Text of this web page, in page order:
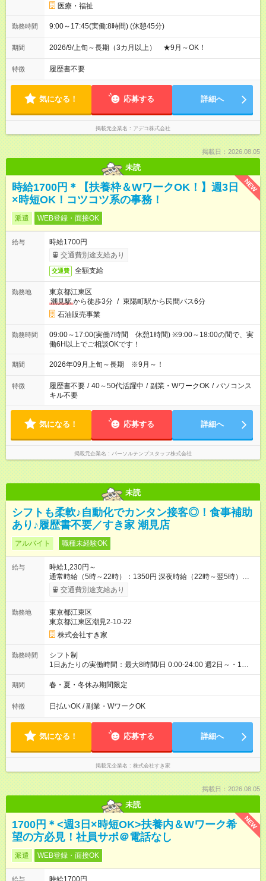
医療・福祉
勤務時間 9:00～17:45(実働:8時間) (休憩45分)
期間 2026/9/上旬～長期（3カ月以上） ★9月～OK！
特徴 履歴書不要
気になる！ 応募する 詳細へ
掲載元企業名 アデコ株式会社
掲載日：2026.08.05
未読
NEW
時給1700円＊【扶養枠＆WワークOK！】週3日
×時短OK！コツコツ系の事務！
派遣 WEB登録・面接OK
給与
時給1700円
交通費別途支給あり
交通費 全額支給
勤務地
東京都江東区
潮見駅から徒歩3分 / 東陽町駅から民間バス6分
石油販売事業
勤務時間
09:00～17:00(実働7時間 休憩1時間) ※9:00～18:00の間で、実
働6H以上でご相談OKです！
期間 2026年09月上旬～長期 ※9月～！
特徴 履歴書不要 / 40～50代活躍中 / 副業・WワークOK / パソコンス
キル不要
気になる！ 応募する 詳細へ
掲載元企業名 パーソルテンプスタッフ株式会社
未読
シフトも柔軟♪自動化でカンタン接客◎！食事補助
あり♪履歴書不要／すき家 潮見店
アルバイト 職種未経験OK
給与
時給1,230円～
通常時給（5時～22時）：1350円 深夜時給（22時～翌5時）：
1688円 高校生時給：1230円 【特別手当】早朝手当（5：00-9：
00）時給+150円 【試用期間】試用期間あり 試用期間の長さ：1
30日（※条件変更なし）ですが、切り上げで一ヶ月とさせてい
ただきます。 研修制度あり：15時間(研修中も同時給）
交通費別途支給あり
勤務地
東京都江東区
東京都江東区潮見2-10-22
株式会社すき家
勤務時間
シフト制
1日あたりの実働時間：最大8時間/日 0:00-24:00 週2日～・1日
2h～OK ＜シフト例＞ 〇朝帯 5:00-9:00 〇昼帯 9:00-14:00 〇午
後帯 14:00-18:00 〇夜帯 18:00-22:00 〇深夜帯 22:00-翌5:00 基
ます♪
期間 春・夏・冬休み期間限定
特徴 日払いOK / 副業・WワークOK
気になる！ 応募する 詳細へ
掲載元企業名 株式会社すき家
掲載日：2026.08.05
未読
NEW
1700円＊<週3日×時短OK>扶養内＆Wワーク希
望の方必見！社員サポ＠電話なし
派遣 WEB登録・面接OK
給与 時給1700円